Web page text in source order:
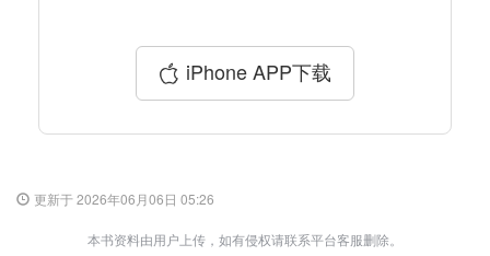
iPhone APP下载
更新于 2026年06月06日 05:26
本书资料由用户上传，如有侵权请联系平台客服删除。